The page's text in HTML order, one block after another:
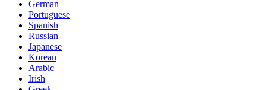
German
Portuguese
Spanish
Russian
Japanese
Korean
Arabic
Irish